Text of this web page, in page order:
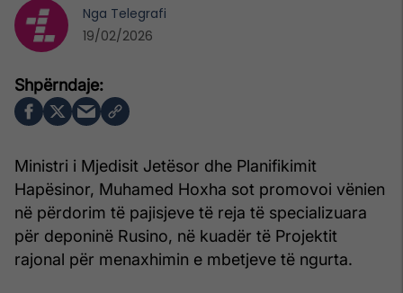
Ministri i Mjedisit Jetësor dhe Planifikimit
Hapësinor, Muhamed Hoxha sot promovoi vënien
në përdorim të pajisjeve të reja të specializuara
për deponinë Rusino, në kuadër të Projektit
rajonal për menaxhimin e mbetjeve të ngurta.
Nga Telegrafi
19/02/2026